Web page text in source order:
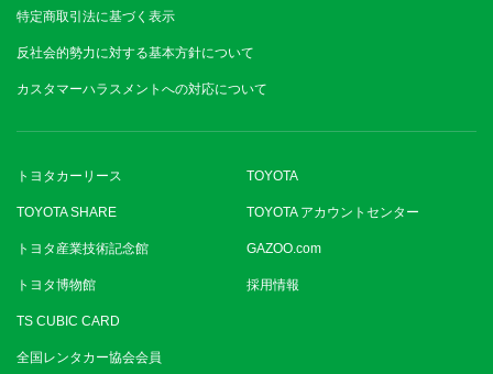
特定商取引法に基づく表示
反社会的勢力に対する基本方針について
カスタマーハラスメントへの対応について
トヨタカーリース TOYOTA
TOYOTA SHARE TOYOTA アカウントセンター
トヨタ産業技術記念館 GAZOO.com
トヨタ博物館 採用情報
TS CUBIC CARD
全国レンタカー協会会員